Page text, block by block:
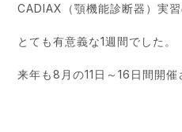
CADIAX（顎機能診断器）実
とても有意義な1週間でした。
来年も8月の11日～16日間開催